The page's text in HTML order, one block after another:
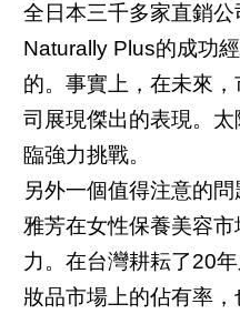
全日本三千多家直銷公
Naturally Plus的成功
的。事實上，在未來
司展現傑出的表現。
臨強力挑戰。
另外一個值得注意的
雅芳在女性保養美容
力。在台灣耕耘了20
妝品市場上的佔有率